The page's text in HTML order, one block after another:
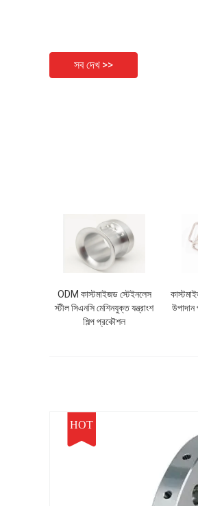
সব দেখ >>
ODM কাস্টমাইজড স্টেইনলেস
স্টীল সিএনসি মেশিনযুক্ত যন্ত্রাংশ
শিল্প প্রকৌশল
HOT